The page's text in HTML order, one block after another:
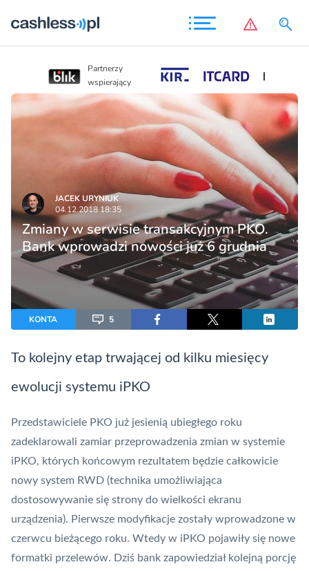
Partnerzy
wspierający
JACEK URYNIUK
04.12.2018 18:35
Zmiany w serwisie transakcyjnym PKO.
Bank wprowadzi nowości już 6 grudnia
KONTA 5
To kolejny etap trwającej od kilku miesięcy
ewolucji systemu iPKO
Przedstawiciele PKO już jesienią ubiegłego roku
zadeklarowali zamiar przeprowadzenia zmian w systemie
iPKO, których końcowym rezultatem będzie całkowicie
nowy system RWD (technika umożliwiająca
dostosowywanie się strony do wielkości ekranu
urządzenia). Pierwsze modyfikacje zostały wprowadzone w
czerwcu bieżącego roku. Wtedy w iPKO pojawiły się nowe
formatki przelewów. Dziś bank zapowiedział kolejną porcję